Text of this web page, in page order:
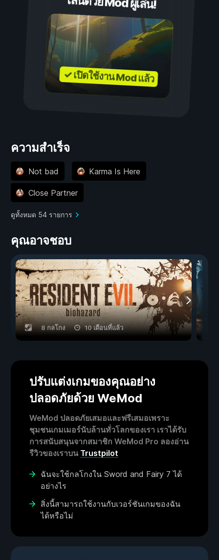
✓ เปิดใช้งาน Mod แล้ว
ความสำเร็จ
Not bad Karma Is Here
Close Partner
ดูทั้งหมด 54 รายการ
คุณอาจชอบ
8 กลโกง 10 เดือนที่แล้ว
ปรับแต่งเกมของคุณอย่าง
ปลอดภัยด้วย WeMod
WeMod ปลอดภัยเสมอและฟรีเสมอเพราะ
ชุมชนเกมเมอร์นับล้านทั่วโลกของเรา เราได้รับ
การสนับสนุนจากสมาชิก WeMod Pro ลองอ่าน
รีวิวของเราบน Trustpilot
ฉันจะใช้กลโกงใน Sword and Fairy 7 ได้
อย่างไร
สิ่งนี้สามารถใช้งานกับเวอร์ชันเกมของฉัน
ได้หรือไม่